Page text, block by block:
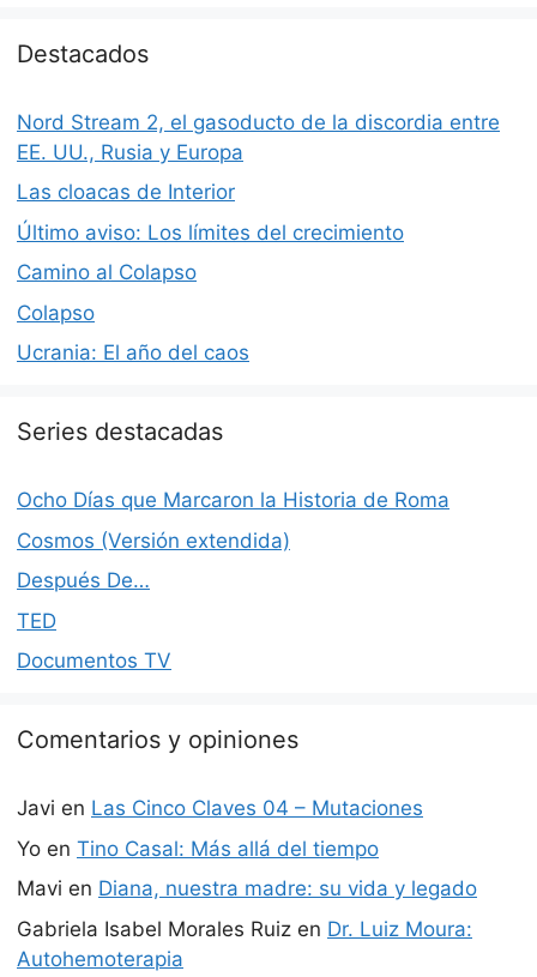
Destacados
Nord Stream 2, el gasoducto de la discordia entre
EE. UU., Rusia y Europa
Las cloacas de Interior
Último aviso: Los límites del crecimiento
Camino al Colapso
Colapso
Ucrania: El año del caos
Series destacadas
Ocho Días que Marcaron la Historia de Roma
Cosmos (Versión extendida)
Después De…
TED
Documentos TV
Comentarios y opiniones
Javi en Las Cinco Claves 04 – Mutaciones
Yo en Tino Casal: Más allá del tiempo
Mavi en Diana, nuestra madre: su vida y legado
Gabriela Isabel Morales Ruiz en Dr. Luiz Moura:
Autohemoterapia